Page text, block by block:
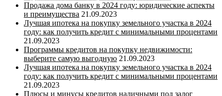
Продажа дома банку в 2024 году: юридические аспекты
и преимущества 21.09.2023
Лучшая ипотека на покупку земельного участка в 2024
году: как получить кредит с минимальными процентами
21.09.2023
Программы кредитов на покупку недвижимости:
выберите самую выгодную 21.09.2023
Лучшая ипотека на покупку земельного участка в 2024
году: как получить кредит с минимальными процентами
21.09.2023
Плюсы и минусы кредитов наличными под залог